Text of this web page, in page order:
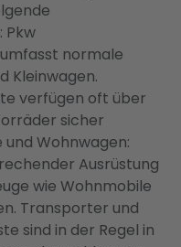
Pkw
normale
Kleinwagen.
verfügen oft über
sicher
Wohnwagen:
Ausrüstung
wie Wohnmobile
Transporter und
sind in der Regel in